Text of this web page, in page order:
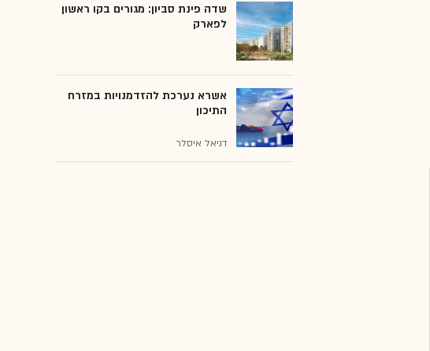
שדה פינת סביון: מגורים בקו ראשון
לפארק
אשרא נערכת להזדמנויות במזרח
התיכון
דניאל איסלר